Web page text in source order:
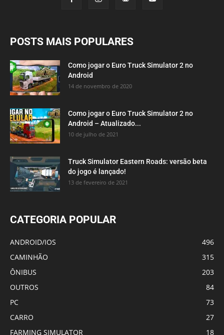
POSTS MAIS POPULARES
Como jogar o Euro Truck Simulator 2 no
Android
14 de novembro de 2020
Como jogar o Euro Truck Simulator 2 no
Android – Atualizado...
10 de julho de 2021
Truck Simulator Eastern Roads: versão beta
do jogo é lançado!
13 de fevereiro de 2021
CATEGORIA POPULAR
ANDROID/IOS
496
CAMINHÃO
315
ÔNIBUS
203
OUTROS
84
PC
73
CARRO
27
FARMING SIMULATOR
18